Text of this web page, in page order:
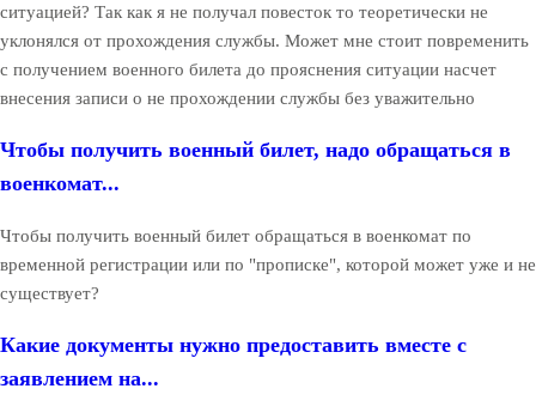
ситуацией? Так как я не получал повесток то теоретически не
уклонялся от прохождения службы. Может мне стоит повременить
с получением военного билета до прояснения ситуации насчет
внесения записи о не прохождении службы без уважительно
Чтобы получить военный билет, надо обращаться в
военкомат...
Чтобы получить военный билет обращаться в военкомат по
временной регистрации или по "прописке", которой может уже и не
существует?
Какие документы нужно предоставить вместе с
заявлением на...